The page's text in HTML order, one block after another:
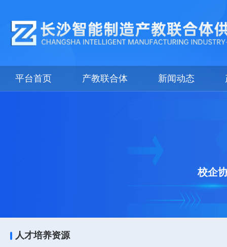
平台首页 产教联合体 新闻动态
校企
人才培养资源